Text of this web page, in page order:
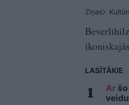
Ziņas
LASĪTĀKIE
Ar